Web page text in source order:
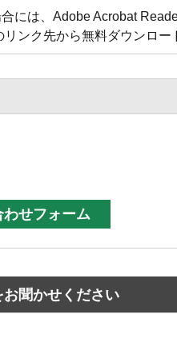
には、Adobe Acrobat
ンク先から無料ダウンロー
聞かせください